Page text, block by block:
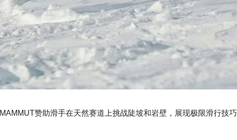
MAMMUT赞助滑手在天然赛道上挑战陡坡和岩壁，展现极限滑行技巧